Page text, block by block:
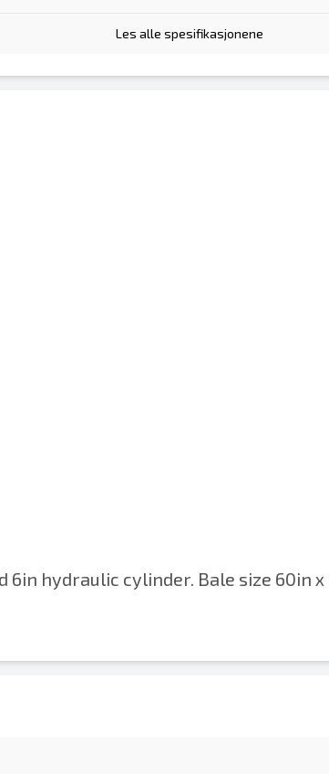
Les alle spesifikasjonene
hydraulic cylinder. Bale size 60in x